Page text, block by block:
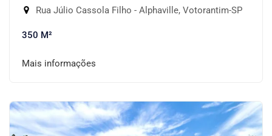
Rua Júlio Cassola Filho - Alphaville, Votorantim-SP
350 M²
Mais informações